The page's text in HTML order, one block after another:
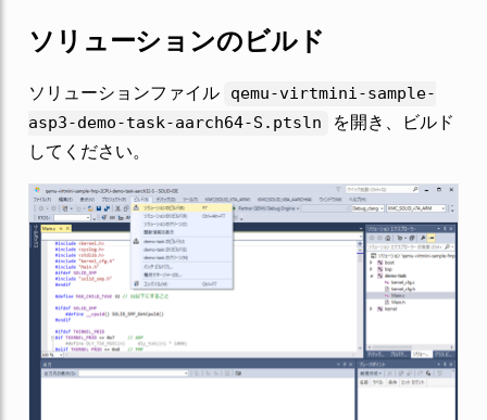
ソリューションのビルド
ソリューションファイル
qemu-virtmini-sample-
asp3-demo-task-aarch64-S.ptsln
を開き、ビルド
してください。